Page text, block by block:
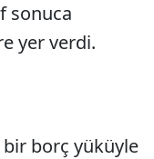
sonuca
yer verdi.
borç yüküyle